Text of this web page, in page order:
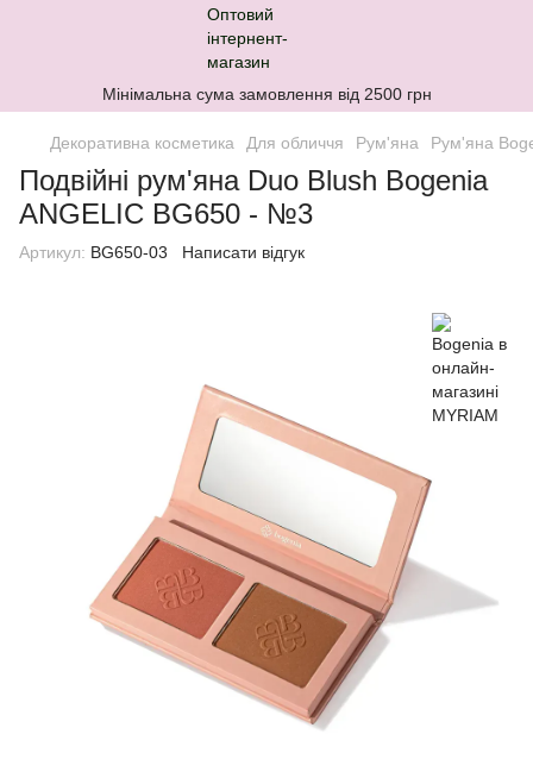
Мінімальна сума замовлення від 2500 грн
Декоративна косметика Для обличчя Рум'яна Рум'яна
Подвійні рум'яна Duo Blush Bogenia
ANGELIC BG650 - №3
Артикул: BG650-03 Написати відгук